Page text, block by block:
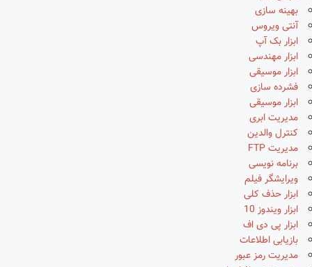
بهینه سازی
آنتی ویروس
ابزار بک آپ
ابزار مهندسی
ابزار موسیقی
فشرده سازی
ابزار موسیقی
مدیریت ابری
کنترل والدین
مدیریت FTP
برنامه نویسی
ویرایشگر فیلم
ابزار حذف کلی
ابزار ویندوز 10
ابزار پی دی اف
بازیابی اطلاعات
مدیریت رمز عبور